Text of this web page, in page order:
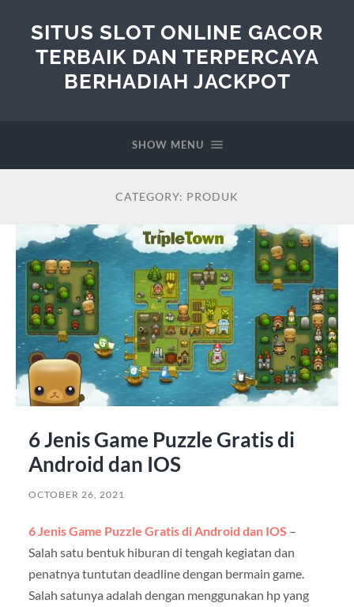
SITUS SLOT ONLINE GACOR
TERBAIK DAN TERPERCAYA
BERHADIAH JACKPOT
SHOW MENU
CATEGORY: PRODUK
6 Jenis Game Puzzle Gratis di
Android dan IOS
OCTOBER 26, 2021
6 Jenis Game Puzzle Gratis di Android dan IOS –
Salah satu bentuk hiburan di tengah kegiatan dan
penatnya tuntutan deadline dengan bermain game.
Salah satunya adalah dengan menggunakan hp yang